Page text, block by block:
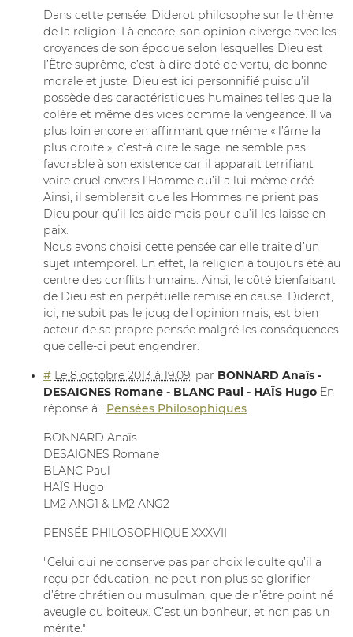
Dans cette pensée, Diderot philosophe sur le thème
de la religion. Là encore, son opinion diverge avec les
croyances de son époque selon lesquelles Dieu est
l’Être suprême, c’est-à dire doté de vertu, de bonne
morale et juste. Dieu est ici personnifié puisqu’il
possède des caractéristiques humaines telles que la
colère et même des vices comme la vengeance. Il va
plus loin encore en affirmant que même « l’âme la
plus droite », c’est-à dire le sage, ne semble pas
favorable à son existence car il apparait terrifiant
voire cruel envers l’Homme qu’il a lui-même créé.
Ainsi, il semblerait que les Hommes ne prient pas
Dieu pour qu’il les aide mais pour qu’il les laisse en
paix.
Nous avons choisi cette pensée car elle traite d’un
sujet intemporel. En effet, la religion a toujours été au
centre des conflits humains. Ainsi, le côté bienfaisant
de Dieu est en perpétuelle remise en cause. Diderot,
ici, ne subit pas le joug de l’opinion mais, est bien
acteur de sa propre pensée malgré les conséquences
que celle-ci peut engendrer.
# Le 8 octobre 2013 à 19:09, par BONNARD Anaïs -
DESAIGNES Romane - BLANC Paul - HAÏS Hugo En
réponse à : Pensées Philosophiques
BONNARD Anaïs
DESAIGNES Romane
BLANC Paul
HAÏS Hugo
LM2 ANG1 & LM2 ANG2
PENSÉE PHILOSOPHIQUE XXXVII
"Celui qui ne conserve pas par choix le culte qu’il a
reçu par éducation, ne peut non plus se glorifier
d’être chrétien ou musulman, que de n’être point né
aveugle ou boiteux. C’est un bonheur, et non pas un
mérite."